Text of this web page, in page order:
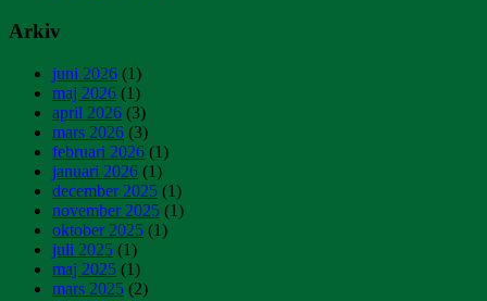
Arkiv
juni 2026 (1)
maj 2026 (1)
april 2026 (3)
mars 2026 (3)
februari 2026 (1)
januari 2026 (1)
december 2025 (1)
november 2025 (1)
oktober 2025 (1)
juli 2025 (1)
maj 2025 (1)
mars 2025 (2)